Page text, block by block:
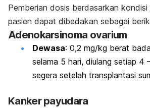
Pemberian dosis berdasarkan
pasien dapat dibedakan sebagai
Adenokarsinoma ovarium
Dewasa: 0,2 mg/kg berat
selama 5 hari, diulang setiap 4
segera setelah transplantasi
Kanker payudara